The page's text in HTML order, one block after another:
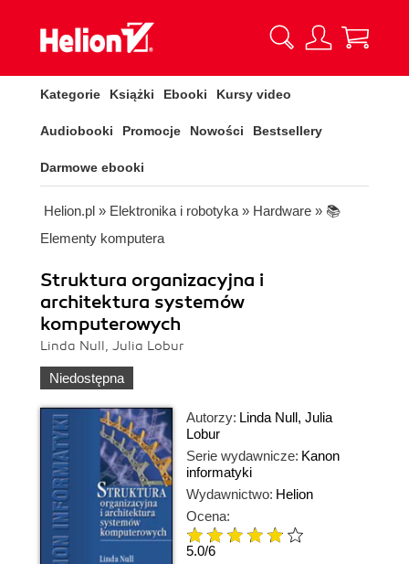
Kategorie Książki Ebooki Kursy video
Audiobooki Promocje Nowości Bestsellery
Darmowe ebooki
Helion.pl » Elektronika i robotyka » Hardware » 📚
Elementy komputera
Struktura organizacyjna i
architektura systemów
komputerowych
Linda Null, Julia Lobur
Niedostępna
Autorzy: Linda Null, Julia
Lobur
Serie wydawnicze: Kanon
informatyki
Wydawnictwo: Helion
Ocena:
5.0/6